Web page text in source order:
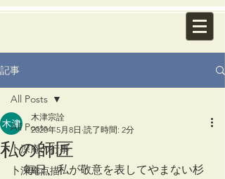
記事
All Posts
卜深庵の行事
卜深庵点描
All Posts
私の師匠
木津宗詮
2020年5月8日 読了時間: 2分
毎日、私が敬意を表してやまない杉